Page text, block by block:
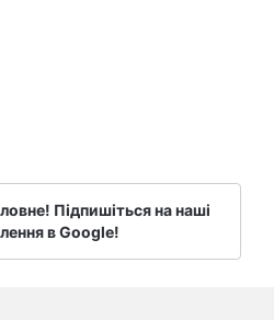
Підпишіться на наші
в Google!